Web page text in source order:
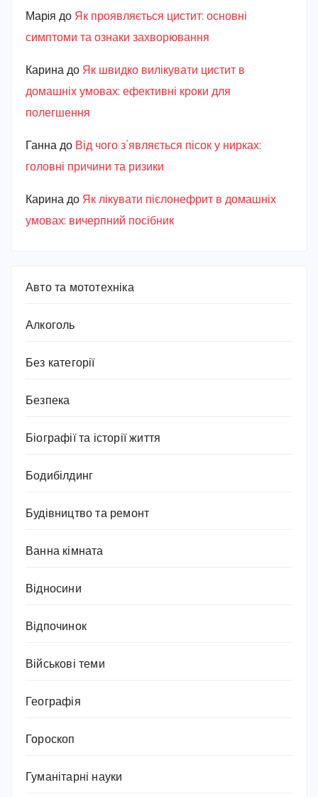
Марiя до Як проявляється цистит: основні
симптоми та ознаки захворювання
Карина до Як швидко вилікувати цистит в
домашніх умовах: ефективні кроки для
полегшення
Ганна до Від чого з’являється пісок у нирках:
головні причини та ризики
Карина до Як лікувати пієлонефрит в домашніх
умовах: вичерпний посібник
Авто та мототехніка
Алкоголь
Без категорії
Безпека
Біографії та історії життя
Бодибілдинг
Будівництво та ремонт
Ванна кімната
Відносини
Відпочинок
Військові теми
Географія
Гороскоп
Гуманітарні науки